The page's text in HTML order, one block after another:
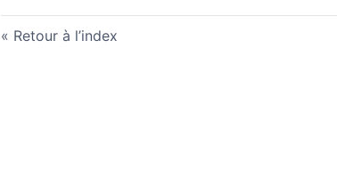
Retour à l’index